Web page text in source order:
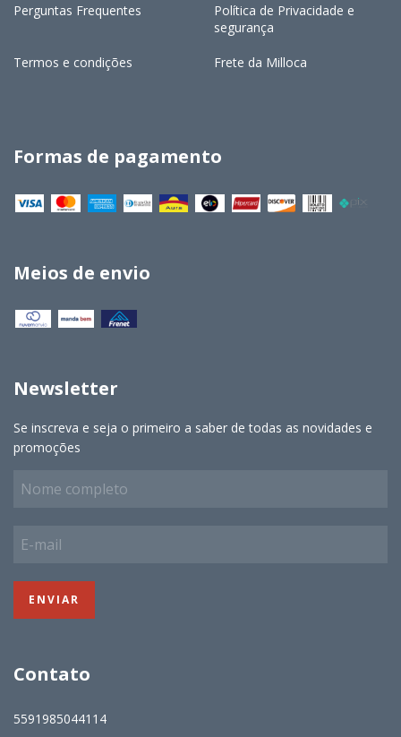
Perguntas Frequentes
Política de Privacidade e
segurança
Termos e condições Frete da Milloca
Formas de pagamento
Meios de envio
Newsletter
Se inscreva e seja o primeiro a saber de todas as novidades e
promoções
Contato
5591985044114